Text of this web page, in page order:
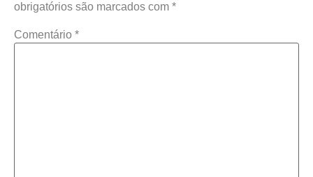
obrigatórios são marcados com *
Comentário *